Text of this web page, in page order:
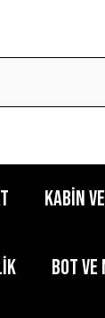
KABİN
BOT ve